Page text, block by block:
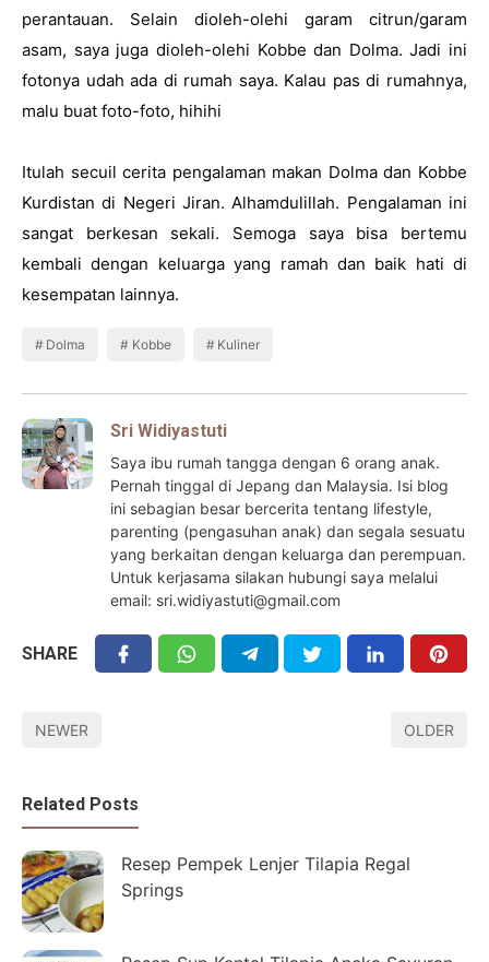
perantauan. Selain dioleh-olehi garam citrun/garam
asam, saya juga dioleh-olehi Kobbe dan Dolma. Jadi ini
fotonya udah ada di rumah saya. Kalau pas di rumahnya,
malu buat foto-foto, hihihi
Itulah secuil cerita pengalaman makan Dolma dan Kobbe
Kurdistan di Negeri Jiran. Alhamdulillah. Pengalaman ini
sangat berkesan sekali. Semoga saya bisa bertemu
kembali dengan keluarga yang ramah dan baik hati di
kesempatan lainnya.
Dolma Kobbe Kuliner
Sri Widiyastuti
Saya ibu rumah tangga dengan 6 orang anak.
Pernah tinggal di Jepang dan Malaysia. Isi blog
ini sebagian besar bercerita tentang lifestyle,
parenting (pengasuhan anak) dan segala sesuatu
yang berkaitan dengan keluarga dan perempuan.
Untuk kerjasama silakan hubungi saya melalui
email: sri.widiyastuti@gmail.com
SHARE
NEWER OLDER
Related Posts
Resep Pempek Lenjer Tilapia Regal
Springs